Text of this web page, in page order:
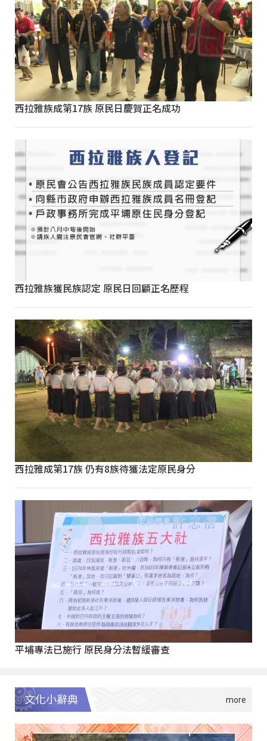
西拉雅族成第17族 原民日慶賀正名成功
西拉雅族獲民族認定 原民日回顧正名歷程
西拉雅成第17族 仍有8族待獲法定原民身分
平埔專法已施行 原民身分法暫緩審查
文化小辭典